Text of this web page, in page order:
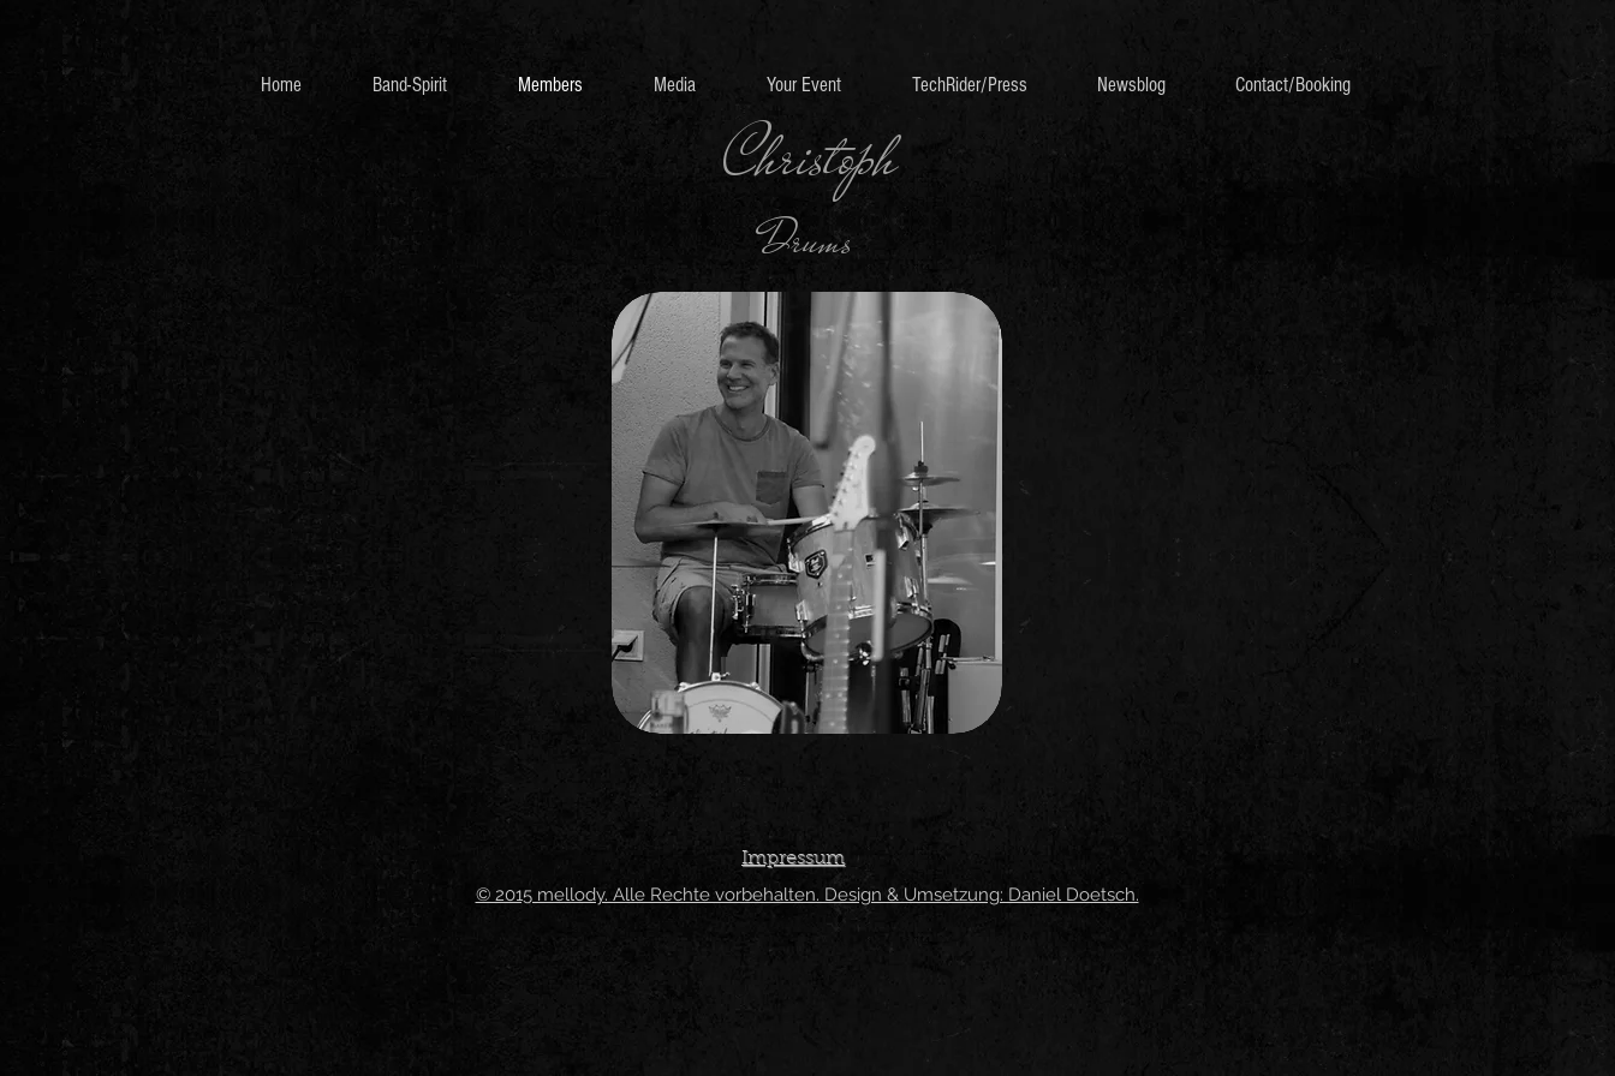
Home Band-Spirit Members Media Your Event TechRider/Press Newsblog Contact/Booking
Christoph
Drums
Impressum
© 2015 mellody. Alle Rechte vorbehalten. Design & Umsetzung: Daniel Doetsch.